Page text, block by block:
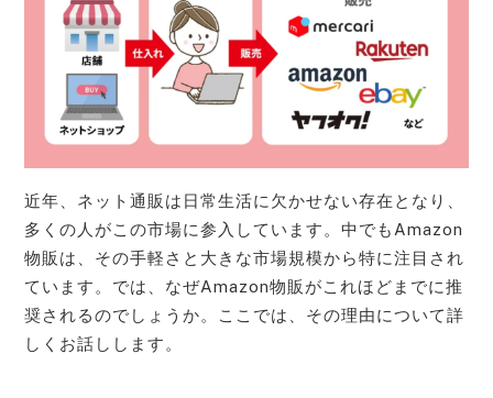
近年、ネット通販は日常生活に欠かせない存在となり、
多くの人がこの市場に参入しています。中でもAmazon
物販は、その手軽さと大きな市場規模から特に注目され
ています。では、なぜAmazon物販がこれほどまでに推
奨されるのでしょうか。ここでは、その理由について詳
しくお話しします。